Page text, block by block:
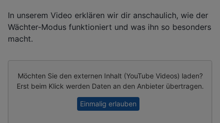
In unserem Video erklären wir dir anschaulich, wie der
Wächter-Modus funktioniert und was ihn so besonders
macht.
Möchten Sie den externen Inhalt (YouTube Videos) laden?
Erst beim Klick werden Daten an den Anbieter übertragen.
Einmalig erlauben